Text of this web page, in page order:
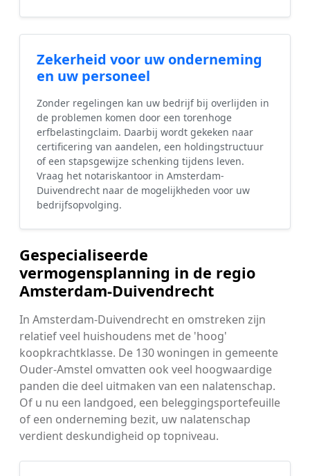
Zekerheid voor uw onderneming
en uw personeel
Zonder regelingen kan uw bedrijf bij overlijden in
de problemen komen door een torenhoge
erfbelastingclaim. Daarbij wordt gekeken naar
certificering van aandelen, een holdingstructuur
of een stapsgewijze schenking tijdens leven.
Vraag het notariskantoor in Amsterdam-
Duivendrecht naar de mogelijkheden voor uw
bedrijfsopvolging.
Gespecialiseerde
vermogensplanning in de regio
Amsterdam-Duivendrecht
In Amsterdam-Duivendrecht en omstreken zijn
relatief veel huishoudens met de 'hoog'
koopkrachtklasse. De 130 woningen in gemeente
Ouder-Amstel omvatten ook veel hoogwaardige
panden die deel uitmaken van een nalatenschap.
Of u nu een landgoed, een beleggingsportefeuille
of een onderneming bezit, uw nalatenschap
verdient deskundigheid op topniveau.